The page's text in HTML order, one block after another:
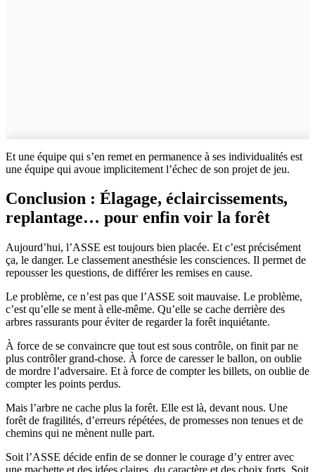
Et une équipe qui s’en remet en permanence à ses individualités est
une équipe qui avoue implicitement l’échec de son projet de jeu.
Conclusion : Élagage, éclaircissements,
replantage… pour enfin voir la forêt
Aujourd’hui, l’ASSE est toujours bien placée. Et c’est précisément
ça, le danger. Le classement anesthésie les consciences. Il permet de
repousser les questions, de différer les remises en cause.
Le problème, ce n’est pas que l’ASSE soit mauvaise. Le problème,
c’est qu’elle se ment à elle‑même. Qu’elle se cache derrière des
arbres rassurants pour éviter de regarder la forêt inquiétante.
À force de se convaincre que tout est sous contrôle, on finit par ne
plus contrôler grand‑chose. À force de caresser le ballon, on oublie
de mordre l’adversaire. Et à force de compter les billets, on oublie de
compter les points perdus.
Mais l’arbre ne cache plus la forêt. Elle est là, devant nous. Une
forêt de fragilités, d’erreurs répétées, de promesses non tenues et de
chemins qui ne mènent nulle part.
Soit l’ASSE décide enfin de se donner le courage d’y entrer avec